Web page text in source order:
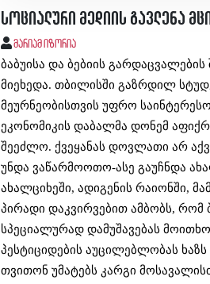
სოციალური მედიის გავლენა
მარიამ იზორია
ბაბუისა და ბებიის
მიეხედა. თბილისში გაზრდილ
მეურნეობისთვის უფრო საინტერესო
ეკონომიკის დაბალმა დონემ
შეეძლო. ქვეყანას დოვლათი არ
უნდა ვაწარმოოთო-ასე გაუჩნდა
ახალციხეში, ადიგენის რაიონში,
პირადი დაკვირვებით ამბობს,
სპეციალურად დამუშავებას
პესტიციდების აუცილებლობას ხაზს
თვითონ უმატებს კარგი